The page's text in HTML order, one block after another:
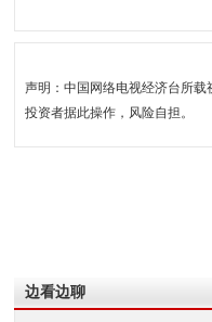
声明：中国网络电视经济台所载
投资者据此操作，风险自担。
边看边聊